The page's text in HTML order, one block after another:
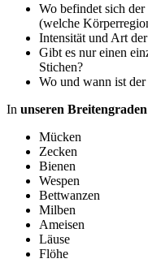
Wo befindet sich der
(welche
Intensität und Art
Gibt es nur einen
Stichen?
Wo und wann ist der
In unseren Breitengraden
Mücken
Zecken
Bienen
Wespen
Bettwanzen
Milben
Ameisen
Läuse
Flöhe